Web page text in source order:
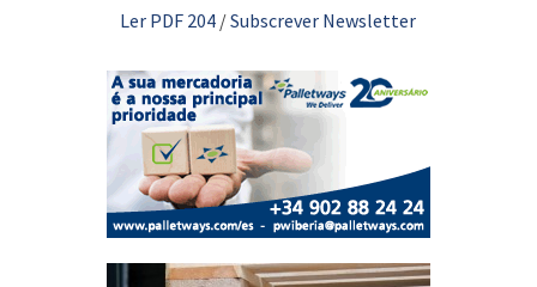
Ler PDF 204 /Subscrever Newsletter